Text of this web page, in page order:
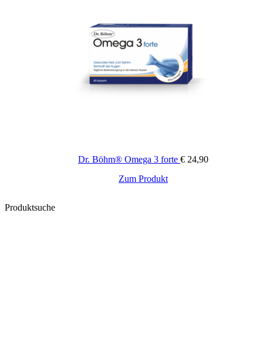
gewählt
werden
Die
Optionen
können
auf
der
Produktseite
gewählt
Dr. Böhm® Omega 3 forte € 24,90
Zum Produkt
Produktsuche